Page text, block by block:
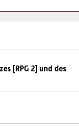
[RPG 2] und des